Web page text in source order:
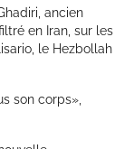
ancien
en Iran, sur les
le Hezbollah
son corps»,